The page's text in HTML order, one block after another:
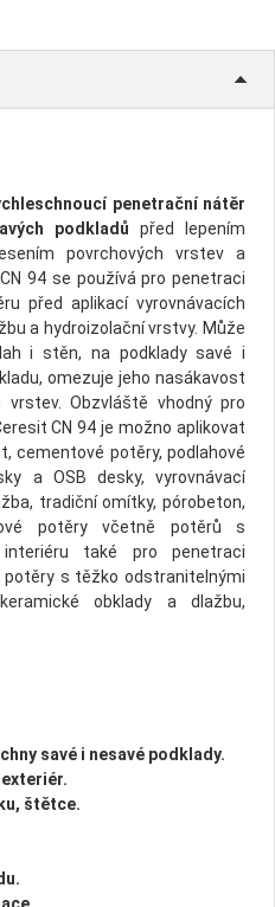
penetrační nátěr
podkladů před lepením
povrchových vrstev a
94 se používá pro penetraci
před aplikací vyrovnávacích
a hydroizolační vrstvy. Může
i stěn, na podklady savé i
omezuje jeho nasákavost
Obzvláště vhodný pro
CN 94 je možno aplikovat
cementové potěry, podlahové
a OSB desky, vyrovnávací
tradiční omítky, pórobeton,
potěry včetně potěrů s
také pro penetraci
potěry s těžko odstranitelnými
obklady a dlažbu,
savé i nesavé podklady.
štětce.